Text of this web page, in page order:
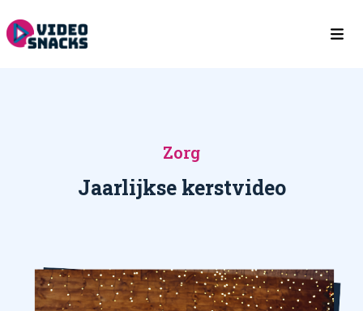
Zorg
Jaarlijkse kerstvideo